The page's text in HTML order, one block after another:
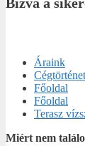
Bízva a
Áraink
Cégtörténet
Főoldal
Főoldal
Terasz
Miért nem